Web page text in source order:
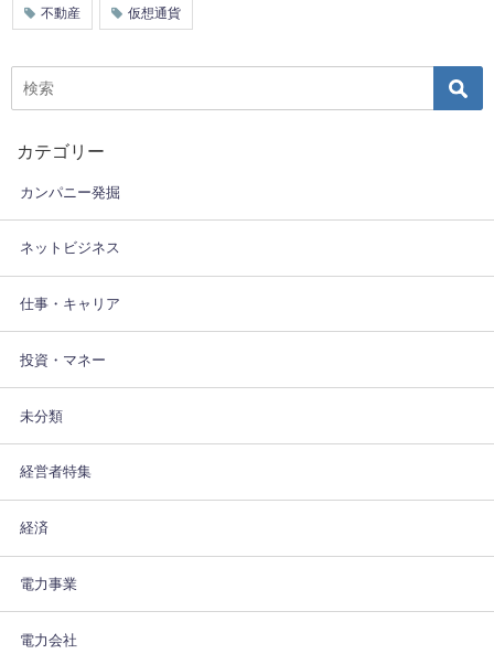
不動産 仮想通貨
カテゴリー
カンパニー発掘
ネットビジネス
仕事・キャリア
投資・マネー
未分類
経営者特集
経済
電力事業
電力会社